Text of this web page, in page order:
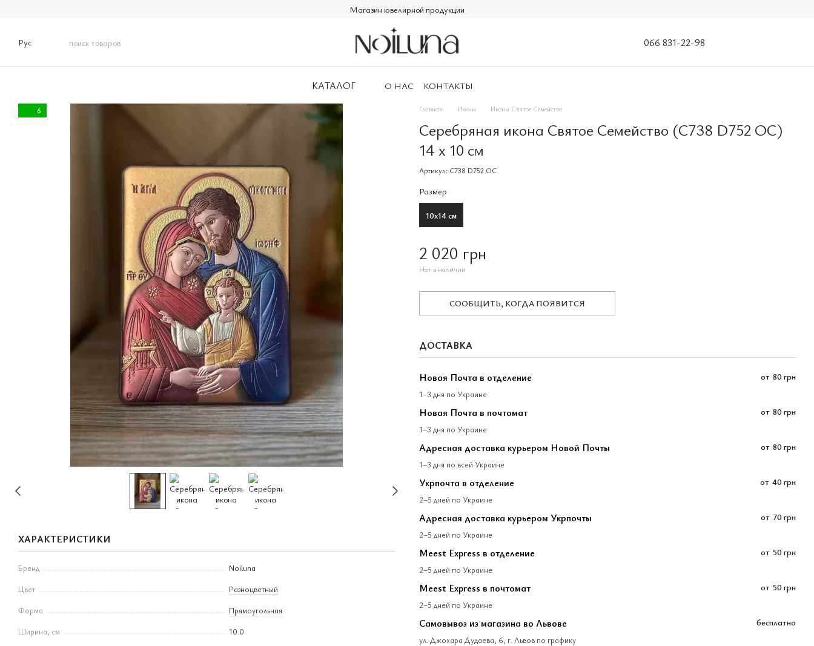
Магазин ювелирной продукции
Рус 066 831-22-98
КАТАЛОГ О НАС КОНТАКТЫ
6
ХАРАКТЕРИСТИКИ
Бренд
Noiluna
Цвет
Разноцветный
Форма
Прямоугольная
Ширина, см
10.0
Главная Иконы Иконы Святое Семейство
Серебряная икона Святое Семейство (С738 D752 OС)
14 х 10 см
Артикул: С738 D752 OС
Размер
10х14 см
2 020 грн
Нет в наличии
СООБЩИТЬ, КОГДА ПОЯВИТСЯ
ДОСТАВКА
Новая Почта в отделение
1–3 дня по Украине
от 80 грн
Новая Почта в почтомат
1–3 дня по Украине
от 80 грн
Адресная доставка курьером Новой Почты
1–3 дня по всей Украине
от 80 грн
Укрпочта в отделение
2–5 дней по Украине
от 40 грн
Адресная доставка курьером Укрпочты
2–5 дней по Украине
от 70 грн
Meest Express в отделение
2–5 дней по Украине
от 50 грн
Meest Express в почтомат
2–5 дней по Украине
от 50 грн
Самовывоз из магазина во Львове
ул. Джохара Дудаева, 6, г. Львов по графику
бесплатно